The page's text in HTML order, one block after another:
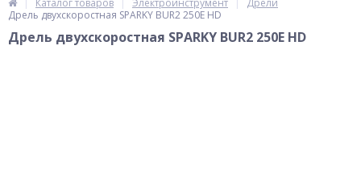
Каталог товаров Электроинструмент
Дрели
Дрель двухскоростная SPARKY BUR2 250E HD
Дрель двухскоростная SPARKY BUR2 250E HD